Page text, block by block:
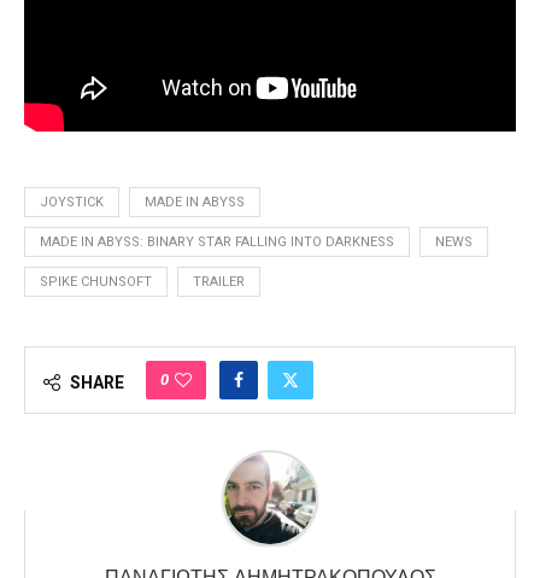
JOYSTICK MADE IN ABYSS
MADE IN ABYSS: BINARY STAR FALLING INTO DARKNESS NEWS
SPIKE CHUNSOFT TRAILER
SHARE 0